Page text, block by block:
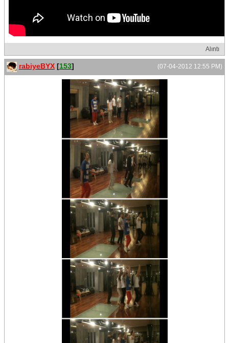
Alıntı
(07-04-2012 12:55 PM)
rabiyeBYX [153]